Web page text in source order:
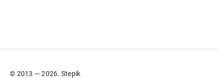
© 2013 — 2026. Stepik